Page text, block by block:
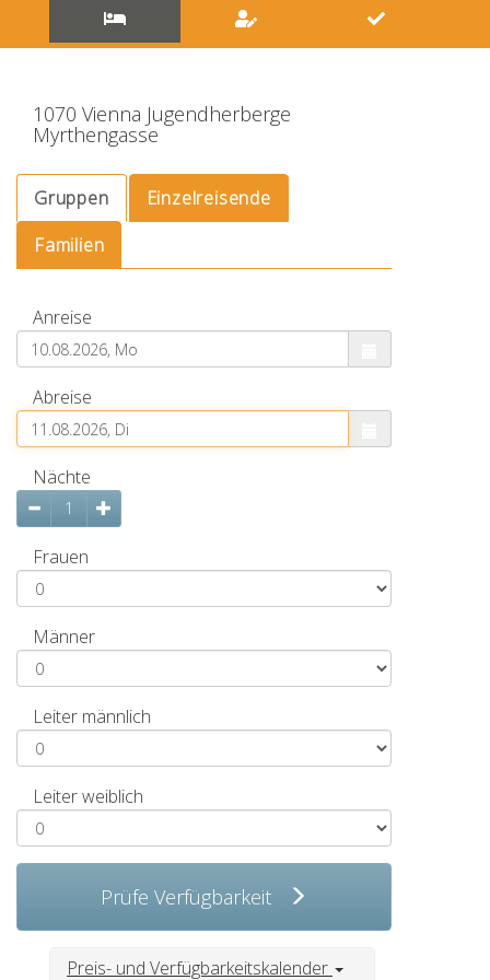
Suche
nach
freien
Zimmern
und
Betten
1070 Vienna Jugendherberge
Myrthengasse
Gruppen
Einzelreisende
Familien
Anreise
Abreise
Nächte
Frauen
Männer
Leiter männlich
Leiter weiblich
Preis- und Verfügbarkeitskalender